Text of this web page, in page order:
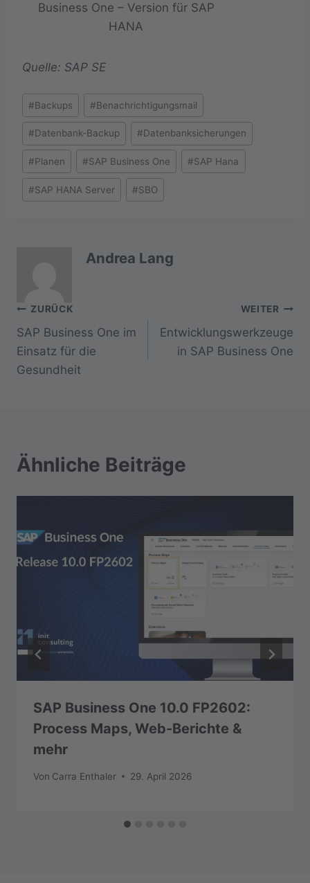
Business One – Version für SAP
HANA
Quelle: SAP SE
Schlagworte:
#Backups #Benachrichtigungsmail
#Datenbank-Backup #Datenbanksicherungen
#Planen #SAP Business One #SAP Hana
#SAP HANA Server #SBO
Andrea Lang
Beitragsnavigation
ZURÜCK
SAP Business One im
Einsatz für die
Gesundheit
WEITER
Entwicklungswerkzeuge
in SAP Business One
Ähnliche Beiträge
SAP Business One 10.0 FP2602:
Process Maps, Web-Berichte &
mehr
Von Carra Enthaler 29. April 2026